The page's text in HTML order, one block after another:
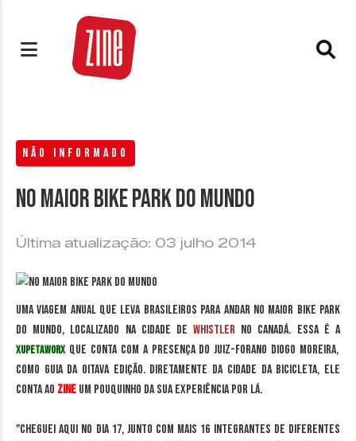
NÃO INFORMADO
No maior Bike Park do mundo
Última atualização: 03 julho 2014
Uma viagem anual que leva brasileiros para andar no maior Bike Park
do mundo, localizado na cidade de Whistler no Canadá. Essa é a
Xupetaworx que conta com a presença do juiz-forano Diogo Moreira,
como guia da oitava edição. Diretamente da cidade da bicicleta, ele
conta ao Zine um pouquinho da sua experiência por lá.
"Cheguei aqui no dia 17, junto com mais 16 integrantes de diferentes